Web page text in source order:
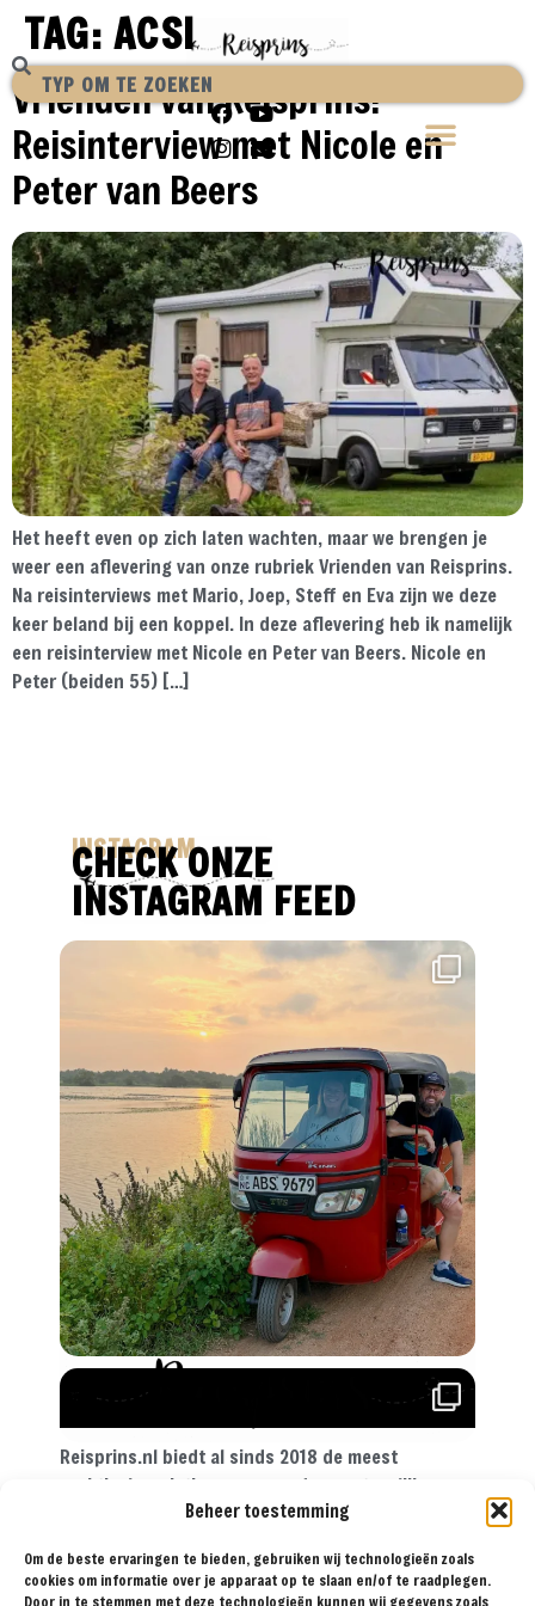
Beheer toestemming
Om de beste ervaringen te bieden, gebruiken wij technologieën zoals
cookies om informatie over je apparaat op te slaan en/of te raadplegen.
Door in te stemmen met deze technologieën kunnen wij gegevens zoals
TAG: ACSI
Vrienden van Reisprins:
Reisinterview met Nicole en
Peter van Beers
Het heeft even op zich laten wachten, maar we brengen je
weer een aflevering van onze rubriek Vrienden van Reisprins.
Na reisinterviews met Mario, Joep, Steff en Eva zijn we deze
keer beland bij een koppel. In deze aflevering heb ik namelijk
een reisinterview met Nicole en Peter van Beers. Nicole en
Peter (beiden 55) […]
INSTAGRAM
CHECK ONZE
INSTAGRAM FEED
Reisprins.nl biedt al sinds 2018 de meest
praktische reistips aan voor de avontuurlijke
reiziger. Met onze tips, reisroutes en